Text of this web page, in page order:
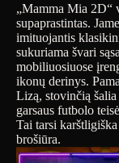
„Mamma Mia 2D“
supaprastintas.
imituojantis
sukuriama švari
mobiliuosiuose
ikonų derinys.
Lizą, stovinčią
garsaus futbolo
Tai tarsi
brošiūra.